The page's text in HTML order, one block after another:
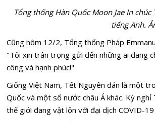
Tổng thống Hàn Quốc Moon Jae In
tiếng Anh.
Cũng hôm 12/2, Tổng thống Pháp
"Tôi xin trân trọng gửi đến những ai đang
công và hạnh phúc!".
Giống Việt Nam, Tết Nguyên đán là một
Quốc và một số nước châu Á khác. Kỳ
thế giới đang vật lộn với đại dịch COVID-